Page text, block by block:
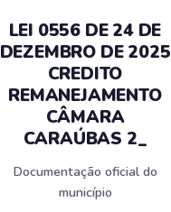
LEI 0556 DE 24 DE
DEZEMBRO DE 2025
CREDITO
REMANEJAMENTO
CÂMARA
CARAÚBAS 2_
Documentação oficial do
município